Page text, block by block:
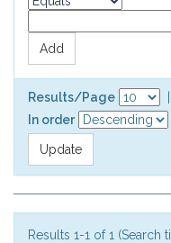
Results/Page
In order
Results 1-1 of 1 (Search